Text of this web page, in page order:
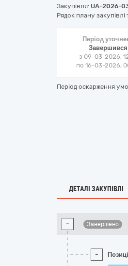
Закупівля: UA-2026-
Рядок плану
Період
Завершився
з 09-03-2026,
по 16-03-2026,
Період оскарження
ДЕТАЛІ ЗАКУПІВЛІ
- Завершено
-